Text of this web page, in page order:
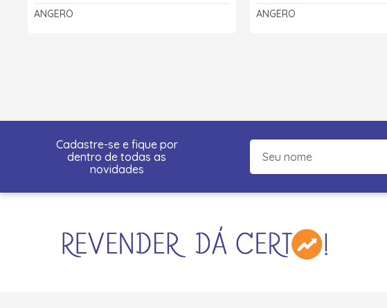
ANGERO ANGERO
Cadastre-se e fique por
dentro de todas as
novidades